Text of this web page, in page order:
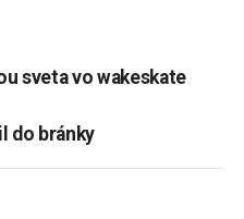
sveta vo wakeskate
do bránky